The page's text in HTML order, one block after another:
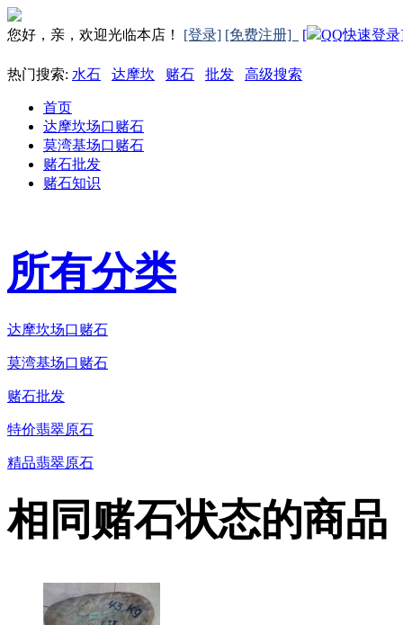
您好，亲，欢迎光临本店！ [登录] [免费注册] [ QQ快速登
热门搜索: 水石 达摩坎 赌石 批发 高级搜索
首页
达摩坎场口赌石
莫湾基场口赌石
赌石批发
赌石知识
所有分类
达摩坎场口赌石
莫湾基场口赌石
赌石批发
特价翡翠原石
精品翡翠原石
相同赌石状态的商品